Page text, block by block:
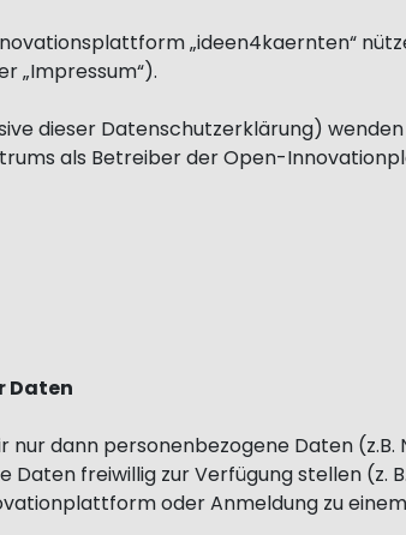
„ideen4kaernten“
„Impressum“).
dieser Datenschutzerklärung)
als Betreiber der Open-
Daten
dann personenbezogene Daten
Daten freiwillig zur Verfügung stellen (z.
oder Anmeldung zu